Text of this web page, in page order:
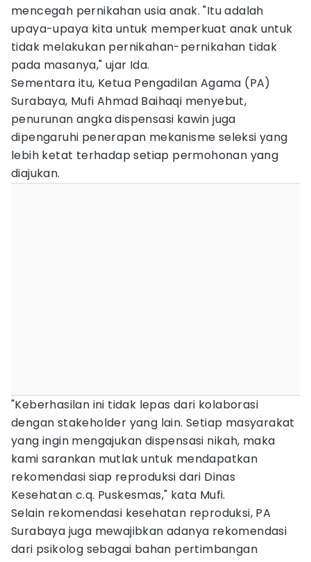
mencegah pernikahan usia anak. "Itu adalah
upaya-upaya kita untuk memperkuat anak untuk
tidak melakukan pernikahan-pernikahan tidak
pada masanya," ujar Ida.
Sementara itu, Ketua Pengadilan Agama (PA)
Surabaya, Mufi Ahmad Baihaqi menyebut,
penurunan angka dispensasi kawin juga
dipengaruhi penerapan mekanisme seleksi yang
lebih ketat terhadap setiap permohonan yang
diajukan.
"Keberhasilan ini tidak lepas dari kolaborasi
dengan stakeholder yang lain. Setiap masyarakat
yang ingin mengajukan dispensasi nikah, maka
kami sarankan mutlak untuk mendapatkan
rekomendasi siap reproduksi dari Dinas
Kesehatan c.q. Puskesmas," kata Mufi.
Selain rekomendasi kesehatan reproduksi, PA
Surabaya juga mewajibkan adanya rekomendasi
dari psikolog sebagai bahan pertimbangan